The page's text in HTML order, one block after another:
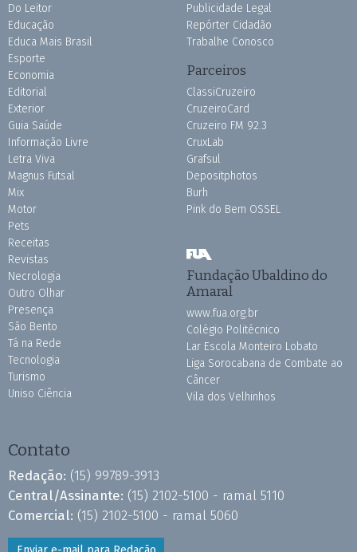
Do Leitor
Educação
Educa Mais Brasil
Esporte
Economia
Editorial
Exterior
Guia Saúde
Informação Livre
Letra Viva
Magnus Futsal
Mix
Motor
Pets
Receitas
Revistas
Necrologia
Outro Olhar
Presença
São Bento
Tá na Rede
Tecnologia
Turismo
Uniso Ciência
Publicidade Legal
Repórter Cidadão
Trabalhe Conosco
Parceiros
ClassiCruzeiro
CruzeiroCard
Cruzeiro FM 92.3
CruxLab
Grafsul
Depositphotos
Burh
Pink do Bem OSSEL
Fundação Ubaldino do
Amaral
www.fua.org.br
Colégio Politécnico
Lar Escola Monteiro Lobato
Liga Sorocabana de Combate ao
Câncer
Vila dos Velhinhos
Contato
Redação: (15) 99789-3913
Central/Assinante: (15) 2102-5100 - ramal 5110
Comercial: (15) 2102-5100 - ramal 5060